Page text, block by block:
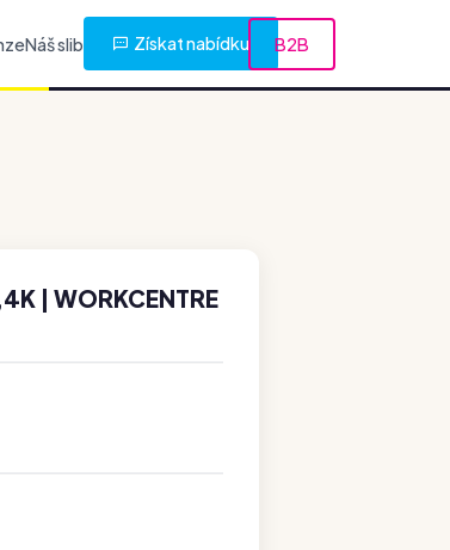
Náš slib Získat nabídku B2B
| WORKCENTRE